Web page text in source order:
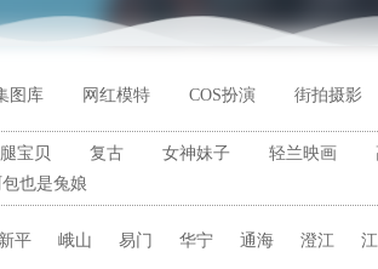
图库 网红模特 COS扮演 街拍摄影
宝贝 复古 女神妹子 轻兰映画
包也是兔娘
新平 峨山 易门 华宁 通海 澄江 江